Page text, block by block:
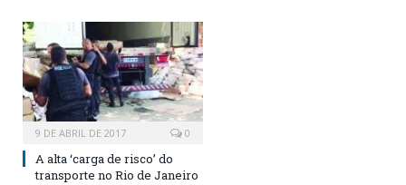
9 DE ABRIL DE 2017 0
A alta ‘carga de risco’ do
transporte no Rio de Janeiro